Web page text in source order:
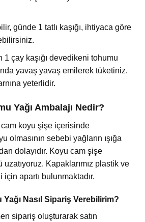
günde 1 tatlı kaşığı, ihtiyaca göre
1 çay kaşığı devedikeni tohumu
yavaş yavaş emilerek tüketiniz.
yeterlidir.
Yağı Ambalajı Nedir?
koyu şişe içerisinde
olmasının sebebi yağların ışığa
dolayıdır. Koyu cam şişe
Kapaklarımız plastik ve
apartı bulunmaktadır.
Nasıl Sipariş Verebilirim?
sipariş oluşturarak satın